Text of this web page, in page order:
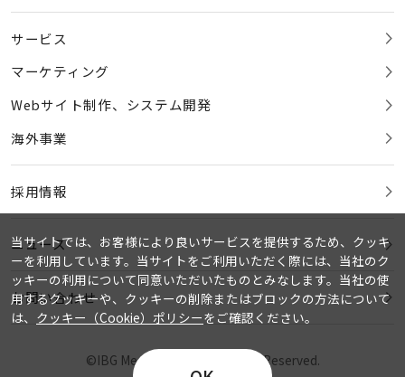
サービス
マーケティング
Webサイト制作、システム開発
海外事業
採用情報
ニュース
お問い合わせ
©IBG Media Co., Ltd. All Rights Reserved.
当サイトでは、お客様により良いサービスを提供するため、クッキ
ーを利用しています。当サイトをご利用いただく際には、当社のク
ッキーの利用について同意いただいたものとみなします。当社の使
用するクッキーや、クッキーの削除またはブロックの方法について
は、 クッキー（Cookie）ポリシーをご確認ください。